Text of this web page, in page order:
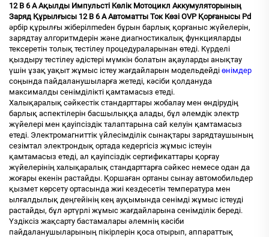
12 В 6 А Ақылды Импульсті Көлік Мотоцикл Аккумуляторының
Заряд Құрылғысы 12 В 6 А Автоматты Ток Көзі OVP Қорғанысы Pd
әрбір құрылғы жіберілmedен бұрын барлық қорғаныс жүйелерін,
зарядтау алгоритмдерін және диагностикалық функцияларды
тексеретін толық тестілеу процедураларынан өтеді. Күрделі
қыздыру тестілеу әдістері мүмкін болатын ақауларды анықтау
үшін ұзақ уақыт жұмыс істеу жағдайларын модельдейді өнімдер
соңында пайдаланушыларға жетеді, кәсіби қолдануда
максималды сенімділікті қамтамасыз етеді.
Халықаралық сәйкестік стандарттары жобалау мен өндірудің
барлық аспектілерін басшылыққа алады, бұл әлемдік электр
жүйелері мен қауіпсіздік талаптарына сай келуін қамтамасыз
етеді. Электромагниттік үйлесімділік сынақтары зарядтаушының
сезімтал электрондық ортада кедергісіз жұмыс істеуін
қамтамасыз етеді, ал қауіпсіздік сертификаттары қорғау
жүйелерінің халықаралық стандарттарға сәйкес немесе одан да
жоғары екенін растайды. Қоршаған ортаны сынау автомобильдер
қызмет көрсету ортасында жиі кездесетін температура мен
ылғалдылық деңгейінің кең ауқымында сенімді жұмыс істеуді
растайды, бұл әртүрлі жұмыс жағдайларына сенімділік береді.
Үздіксіз жақсарту бастамалары әлемнің кәсіби
пайдаланушыларының пікірлерін қоса отырып, аппараттық